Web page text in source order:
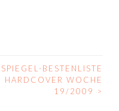
SPIEGEL-BESTENLISTE
HARDCOVER WOCHE
19/2009
>